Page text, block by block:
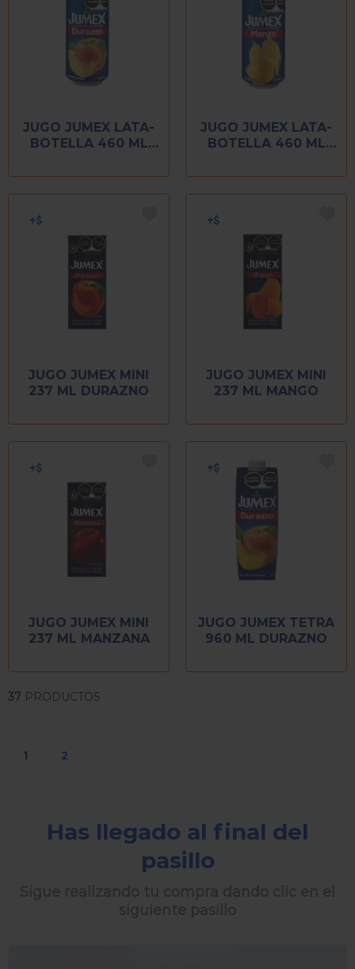
JUGO JUMEX LATA-
BOTELLA 460 ML
JUGO JUMEX LATA-
BOTELLA 460 ML
JUGO JUMEX MINI
237 ML DURAZNO
JUGO JUMEX MINI
237 ML MANGO
JUGO JUMEX MINI
237 ML MANZANA
JUGO JUMEX TETRA
960 ML DURAZNO
37 PRODUCTOS
1 2
Has llegado al final del
pasillo